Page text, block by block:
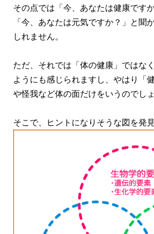
その点では「今、あなたは健康です
「今、あなたは元気ですか？」と聞
しれません。
ただ、それでは「体の健康」ではな
ようにも感じられますし、やはり「
や怪我など体の面だけをいうのでし
そこで、ヒントになりそうな図を発